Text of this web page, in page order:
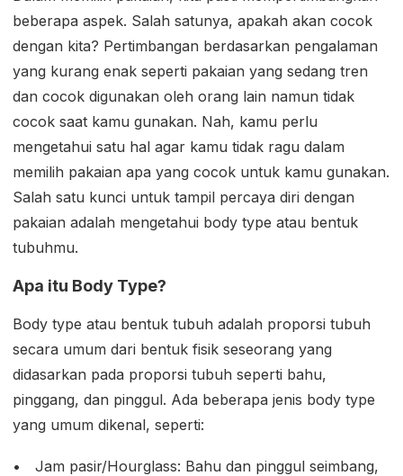
beberapa aspek. Salah satunya, apakah akan cocok
dengan kita? Pertimbangan berdasarkan pengalaman
yang kurang enak seperti pakaian yang sedang tren
dan cocok digunakan oleh orang lain namun tidak
cocok saat kamu gunakan. Nah, kamu perlu
mengetahui satu hal agar kamu tidak ragu dalam
memilih pakaian apa yang cocok untuk kamu gunakan.
Salah satu kunci untuk tampil percaya diri dengan
pakaian adalah mengetahui body type atau bentuk
tubuhmu.
Apa itu Body Type?
Body type atau bentuk tubuh adalah proporsi tubuh
secara umum dari bentuk fisik seseorang yang
didasarkan pada proporsi tubuh seperti bahu,
pinggang, dan pinggul. Ada beberapa jenis body type
yang umum dikenal, seperti:
Jam pasir/Hourglass: Bahu dan pinggul seimbang,